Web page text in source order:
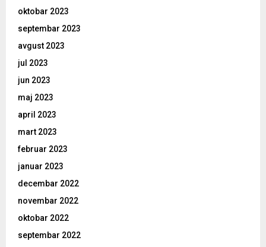
oktobar 2023
septembar 2023
avgust 2023
jul 2023
jun 2023
maj 2023
april 2023
mart 2023
februar 2023
januar 2023
decembar 2022
novembar 2022
oktobar 2022
septembar 2022